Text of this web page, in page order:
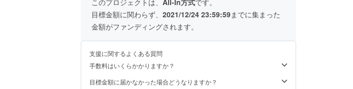
目標金額に関わらず、 2021/12/24 23:59:59までに集まった
金額がファンディングされます。
支援に関するよくある質問
手数料はいくらかかりますか？
目標金額に届かなかった場合どうなりますか？